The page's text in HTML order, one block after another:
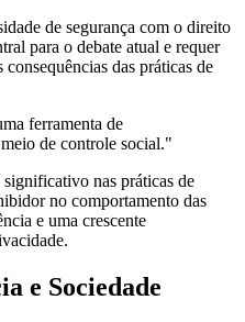
de segurança com o direito
para o debate atual e requer
das práticas de
ferramenta de
de controle social."
nas práticas de
no comportamento das
e uma crescente
e Sociedade